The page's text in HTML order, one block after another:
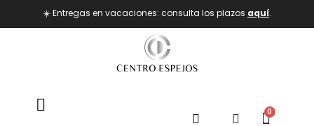
☀️ Entregas en vacaciones: consulta los plazos aquí.